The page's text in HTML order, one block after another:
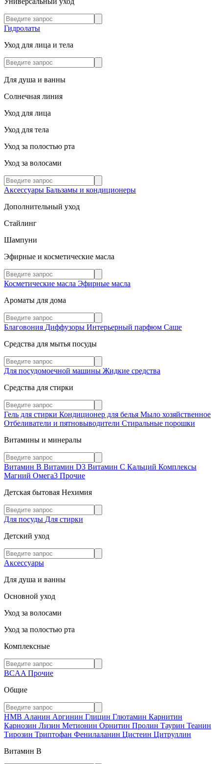
Гидролаты
Уход для лица и тела
Для душа и ванны
Солнечная линия
Уход для лица
Уход для тела
Уход за полостью рта
Уход за волосами
Аксессуары Бальзамы и кондиционеры
Дополнительный уход
Стайлинг
Шампуни
Эфирные и косметические масла
Косметические масла Эфирные масла
Ароматы для дома
Благовония Диффузоры Интерьерный парфюм Саше
Средства для мытья посуды
Для посудомоечной машины Жидкие средства
Средства для стирки
Гель для стирки Кондиционер для белья Мыло хозяйственное
Отбеливатели и пятновыводители Стиральные порошки
Витамины и минералы
Витамин В Витамин D3 Витамин С Кальций Комплексы
Магний Омега3 Прочие
Детская бытовая Нехимия
Для посуды Для стирки
Детский уход
Аксессуары
Для душа и ванны
Основной уход
Уход за волосами
Уход за полостью рта
Комплексные
BCAA Прочие
Общие
HMB Аланин Аргинин Глицин Глютамин Карнитин
Карнозин Лизин Метионин Орнитин Пролин Таурин Теанин
Тирозин Триптофан Фенилаланин Цистеин Цитруллин
Витамин В